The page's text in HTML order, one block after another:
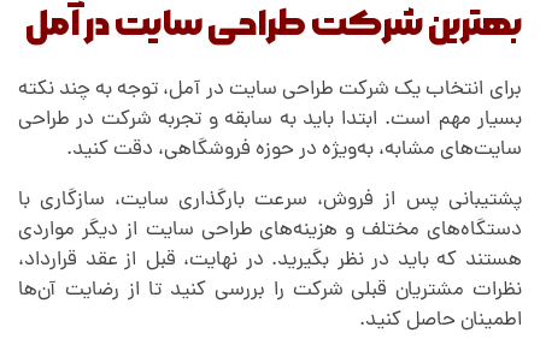
بهترین شرکت طراحی سایت در آمل
برای انتخاب یک شرکت طراحی سایت در آمل، توجه به چند نکته
بسیار مهم است. ابتدا باید به سابقه و تجربه شرکت در طراحی
سایت‌های مشابه، به‌ویژه در حوزه فروشگاهی، دقت کنید.
پشتیبانی پس از فروش، سرعت بارگذاری سایت، سازگاری با
دستگاه‌های مختلف و هزینه‌های طراحی سایت از دیگر مواردی
هستند که باید در نظر بگیرید. در نهایت، قبل از عقد قرارداد،
نظرات مشتریان قبلی شرکت را بررسی کنید تا از رضایت آن‌ها
اطمینان حاصل کنید.